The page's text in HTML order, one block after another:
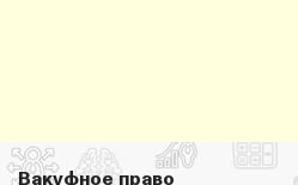
Вакуфное право